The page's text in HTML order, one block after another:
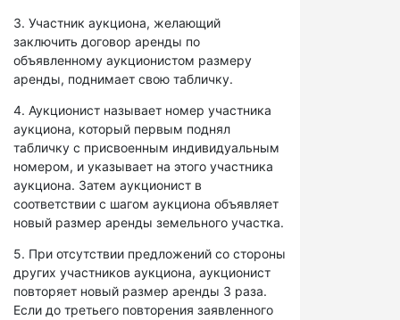
3. Участник аукциона, желающий
заключить договор аренды по
объявленному аукционистом размеру
аренды, поднимает свою табличку.
4. Аукционист называет номер участника
аукциона, который первым поднял
табличку с присвоенным индивидуальным
номером, и указывает на этого участника
аукциона. Затем аукционист в
соответствии с шагом аукциона объявляет
новый размер аренды земельного участка.
5. При отсутствии предложений со стороны
других участников аукциона, аукционист
повторяет новый размер аренды 3 раза.
Если до третьего повторения заявленного